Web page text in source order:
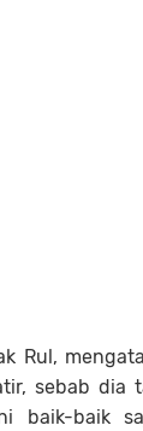
Rul,
sebab dia
baik-baik